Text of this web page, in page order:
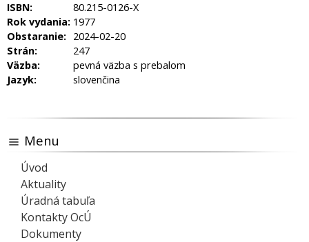
ISBN:
80.215-0126-X
Rok vydania: 1977
Obstaranie: 2024-02-20
Strán:
247
Väzba:
pevná väzba s prebalom
Jazyk:
slovenčina
Menu
Úvod
Aktuality
Úradná tabuľa
Kontakty OcÚ
Dokumenty